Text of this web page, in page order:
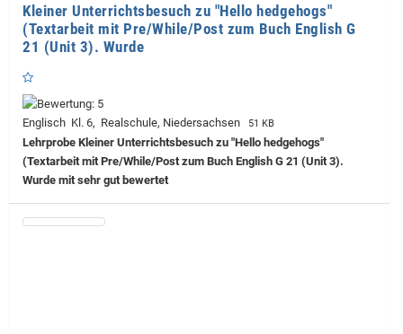
Kleiner Unterrichtsbesuch zu "Hello hedgehogs"
(Textarbeit mit Pre/While/Post zum Buch English G
21 (Unit 3). Wurde
Englisch Kl. 6, Realschule, Niedersachsen 51 KB
Lehrprobe Kleiner Unterrichtsbesuch zu "Hello hedgehogs"
(Textarbeit mit Pre/While/Post zum Buch English G 21 (Unit 3).
Wurde mit sehr gut bewertet